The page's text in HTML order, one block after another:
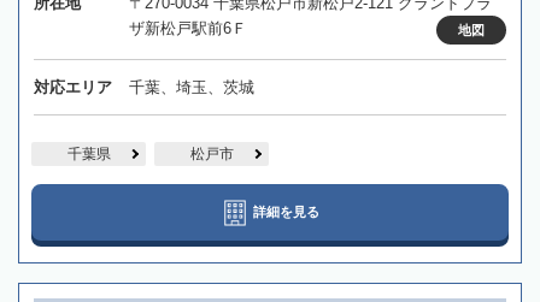
ザ新松戸駅前6Ｆ
地図
対応エリア 千葉、埼玉、茨城
千葉県 松戸市
詳細を見る